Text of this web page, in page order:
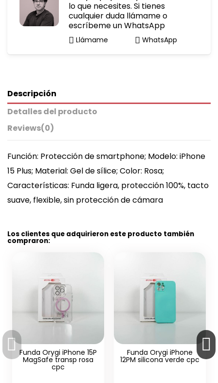
lo que necesites. Si tienes
cualquier duda llámame o
escríbeme un WhatsApp
Llámame WhatsApp
Descripción
Detalles del producto
Reviews(0)
Función: Protección de smartphone; Modelo: iPhone
15 Plus; Material: Gel de sílice; Color: Rosa;
Características: Funda ligera, protección 100%, tacto
suave, flexible, sin protección de cámara
Los clientes que adquirieron este producto también
compraron:
iPhone 15P
rosa
Funda Orygi iPhone
12PM silicona verde cpc